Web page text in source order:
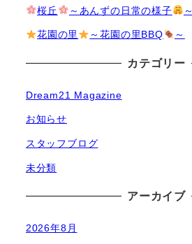
桜丘 ～あんずの日常の様子 ～
花園の里 ～花園の里BBQ ～
カテゴリー
Dream21 Magazine
お知らせ
スタッフブログ
未分類
アーカイブ
2026年8月